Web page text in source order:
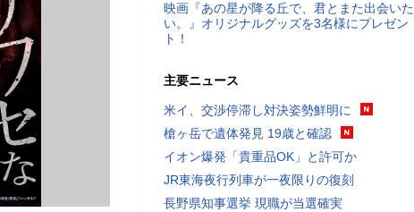
映画『あの星が降る丘で、君とまた出会いた
い。』オリジナルグッズを3名様にプレゼン
ト！
主要ニュース
米イ、交渉停滞し対決姿勢鮮明に
槍ヶ岳で遺体発見 19歳と確認
イオン爆発「貴重品OK」と許可か
JR東海夜行列車が一夜限りの復刻
長野県知事選挙 現職が当選確実